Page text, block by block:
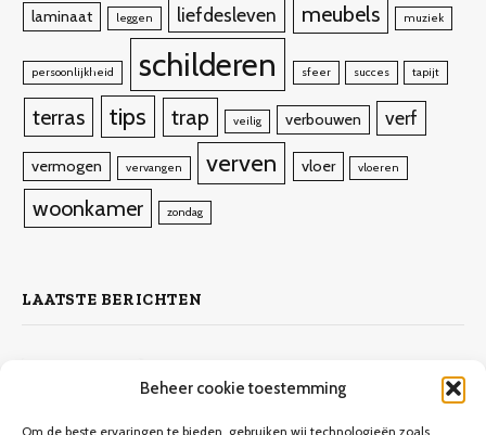
Beheer cookie toestemming
Om de beste ervaringen te bieden, gebruiken wij technologieën zoals
laminaat leggen liefdesleven meubels muziek
persoonlijkheid schilderen sfeer succes tapijt
terras tips trap veilig verbouwen verf
vermogen vervangen verven vloer vloeren
woonkamer zondag
LAATSTE BERICHTEN